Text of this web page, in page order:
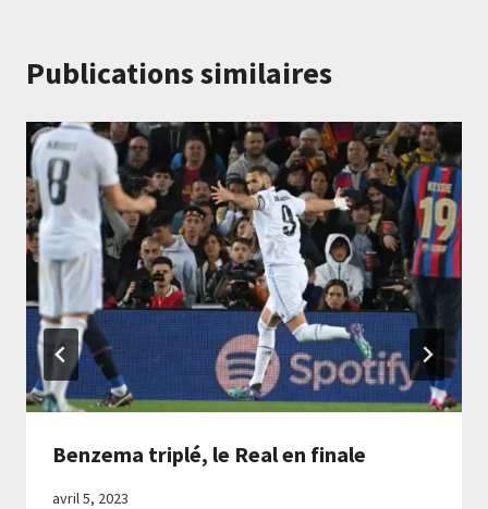
Publications similaires
Benzema triplé, le Real en finale
avril 5, 2023